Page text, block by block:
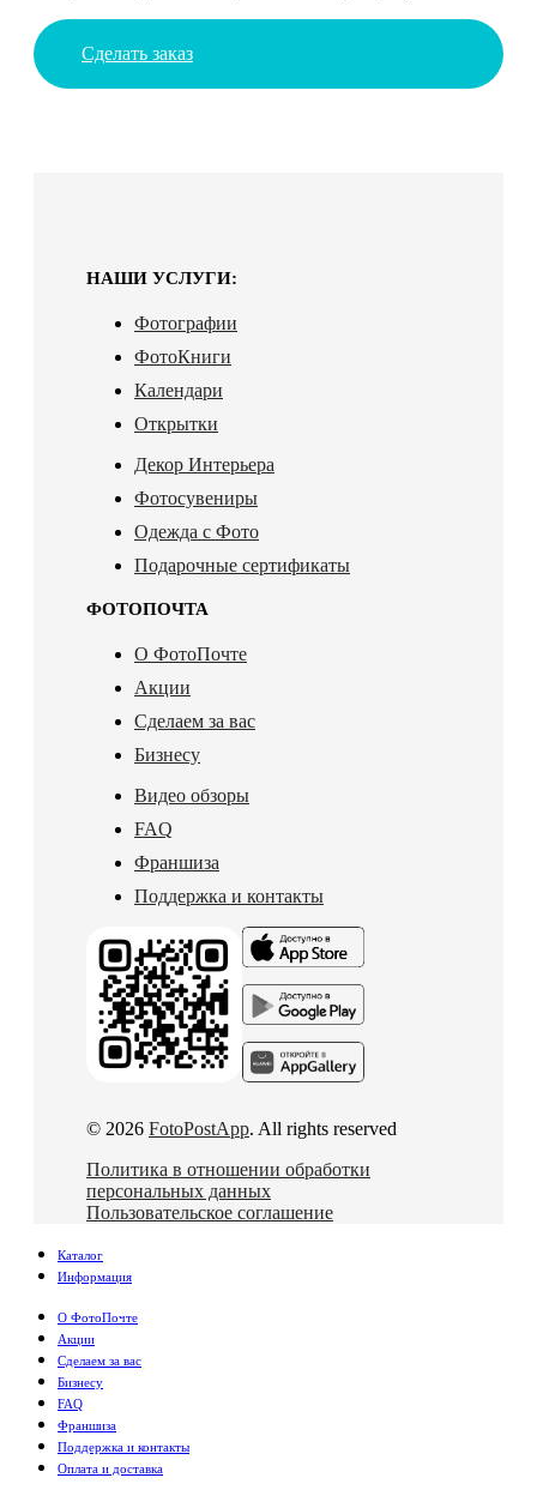
Сделать заказ
НАШИ УСЛУГИ:
Фотографии
ФотоКниги
Календари
Открытки
Декор Интерьера
Фотосувениры
Одежда с Фото
Подарочные сертификаты
ФОТОПОЧТА
О ФотоПочте
Акции
Сделаем за вас
Бизнесу
Видео обзоры
FAQ
Франшиза
Поддержка и контакты
© 2026 FotoPostApp. All rights reserved
Политика в отношении обработки
персональных данных
Пользовательское соглашение
Каталог
Информация
О ФотоПочте
Акции
Сделаем за вас
Бизнесу
FAQ
Франшиза
Поддержка и контакты
Оплата и доставка